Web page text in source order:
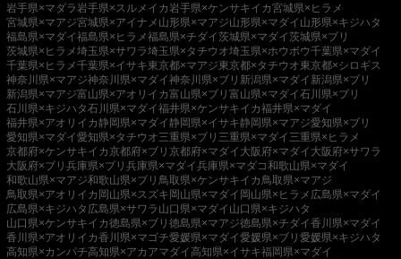
岩手県×マダラ 岩手県×スルメイカ 岩手県×ケンサキイカ宮城県×ヒラメ
宮城県×マアジ宮城県×アイナメ 山形県×マアジ山形県×マダイ 山形県×キジハタ
福島県×マダイ福島県×ヒラメ福島県×チダイ茨城県×マダイ茨城県×ブリ
茨城県×ヒラメ埼玉県×サワラ埼玉県×タチウオ埼玉県×ホウボウ千葉県×マダイ
千葉県×ヒラメ千葉県×イサキ東京都×マアジ東京都×タチウオ東京都×シロギス
神奈川県×マアジ神奈川県×マダイ神奈川県×ブリ 新潟県×マダイ 新潟県×ブリ
新潟県×マアジ富山県×アオリイカ富山県×ブリ 富山県×マダイ石川県×ブリ
石川県×キジハタ石川県×マダイ福井県×ケンサキイカ福井県×マダイ
福井県×アオリイカ静岡県×マダイ静岡県×イサキ静岡県×マアジ愛知県×ブリ
愛知県×マダイ愛知県×タチウオ三重県×ブリ 三重県×マダイ 三重県×ヒラメ
京都府×ケンサキイカ京都府×ブリ 京都府×マダイ 大阪府×マダイ 大阪府×サワラ
大阪府×ブリ 兵庫県×ブリ 兵庫県×マダイ兵庫県×マダコ和歌山県×マダイ
和歌山県×マアジ和歌山県×ブリ 鳥取県×ケンサキイカ 鳥取県×マアジ
鳥取県×アオリイカ 岡山県×スズキ岡山県×マダイ 岡山県×ヒラメ 広島県×マダイ
広島県×キジハタ 広島県×サワラ 山口県×マダイ 山口県×キジハタ
山口県×ケンサキイカ徳島県×ブリ 徳島県×マアジ徳島県×チダイ香川県×マダイ
香川県×アオリイカ香川県×マゴチ愛媛県×マダイ愛媛県×ブリ 愛媛県×キジハタ
高知県×カンパチ高知県×アカアマダイ高知県×イサキ福岡県×マダイ